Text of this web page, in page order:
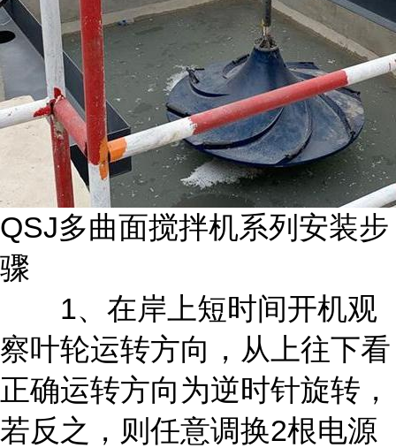
QSJ多曲面搅拌机系列安装步
骤
1、在岸上短时间开机观
察叶轮运转方向，从上往下看
正确运转方向为逆时针旋转，
若反之，则任意调换2根电源